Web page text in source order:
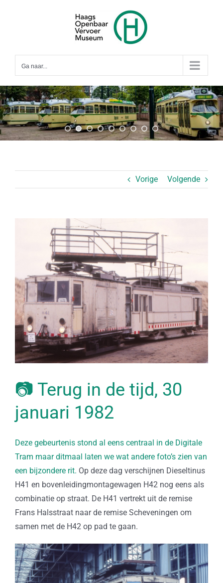
Ga naar...
Vorige Volgende
afbeelding
📷 Terug in de tijd, 30
januari 1982
Deze gebeurtenis stond al eens centraal in de Digitale
Tram maar ditmaal laten we wat andere foto’s zien van
een bijzondere rit. Op deze dag verschijnen Dieseltinus
H41 en bovenleidingmontagewagen H42 nog eens als
combinatie op straat. De H41 vertrekt uit de remise
Frans Halsstraat naar de remise Scheveningen om
samen met de H42 op pad te gaan.